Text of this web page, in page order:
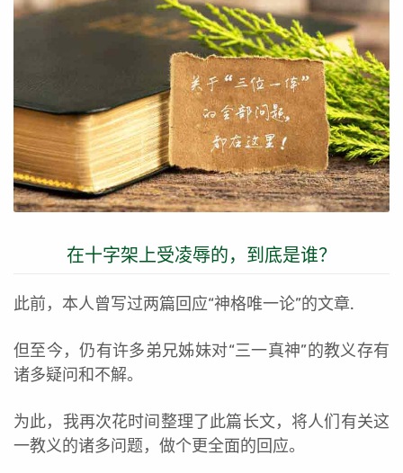
在十字架上受凌辱的，到底是谁？
此前，本人曾写过两篇回应“神格唯一论”的文章.
但至今，仍有许多弟兄姊妹对“三一真神”的教义存有
诸多疑问和不解。
为此，我再次花时间整理了此篇长文，将人们有关这
一教义的诸多问题，做个更全面的回应。